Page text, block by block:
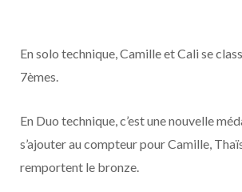
En solo technique, Camille et Cali se
7èmes.
En Duo technique, c’est une nouvelle
s’ajouter au compteur pour Camille,
remportent le bronze.